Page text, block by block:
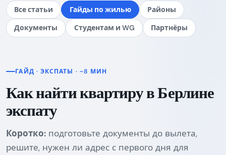
Все статьи Гайды по жилью Районы
Документы Студентам и WG Партнёры
ГАЙД · ЭКСПАТЫ · ~8 МИН
Как найти квартиру в Берлине
экспату
Коротко: подготовьте документы до вылета,
решите, нужен ли адрес с первого дня для